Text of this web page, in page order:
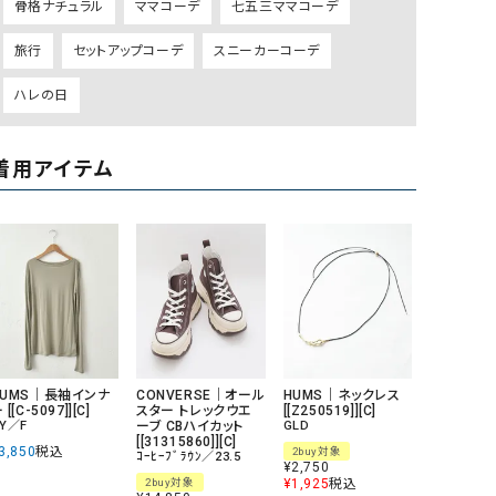
GO TO HOLLYWOOD（ゴートゥーハリウ
ッド）
THIRTY（サーティ）
G-STAR RAW（ジースターロウ）
GOOD SPEED（グッドスピード） un cinq（アンサンク）
GAIMO（ガイモ）
オーバーオール）
GRAMICCI（グラミチ）
ー）
（ｇ） （グラム） upper hights（アッパーハ
Gives a sense of fullment +phenix（フェニックス）
HUNTER（ハンター）
ICHI（イチ）
ILIMA（イリマ）
骨格ナチュラル ママコーデ 七五三ママコーデ
旅行 セットアップコーデ スニーカーコーデ
ハレの日
用アイテム
｜長袖インナ
[[C-5097]][C]
／F
3,850税込
CONVERSE｜オール
スター トレックウエ
ーブ CBハイカット
[[31315860]][C]
ｺｰﾋｰﾌﾞﾗｳﾝ／23.5
2buy対象
HUMS｜ネックレス
[[Z250519]][C]
GLD
2buy対象
¥2,750
¥1,925税込